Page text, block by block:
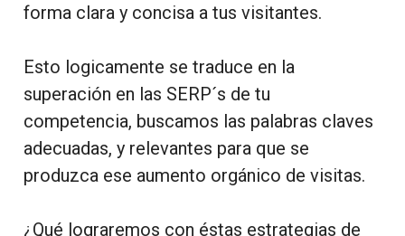
forma clara y concisa a tus visitantes.
Esto logicamente se traduce en la
superación en las SERP´s de tu
competencia, buscamos las palabras claves
adecuadas, y relevantes para que se
produzca ese aumento orgánico de visitas.
¿Qué lograremos con éstas estrategias de